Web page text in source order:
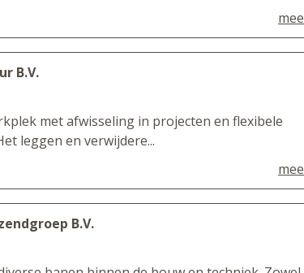
B.V.
met afwisseling in projecten en flexibele
leggen en verwijdere...
B.V.